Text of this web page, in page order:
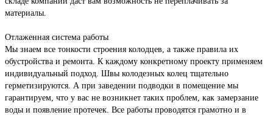
материалы.
Отлаженная система работы
Мы знаем все тонкости строения колодцев, а также правила их
обустройства и ремонта. К каждому конкретному проекту применяем
индивидуальный подход. Швы колодезных колец тщательно
герметизируются. А при заведении подводки в помещение мы
гарантируем, что у вас не возникнет таких проблем, как замерзание
воды и появление протечек. Все работы проводятся грамотно и в